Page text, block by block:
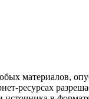
материалов,
ресурсах